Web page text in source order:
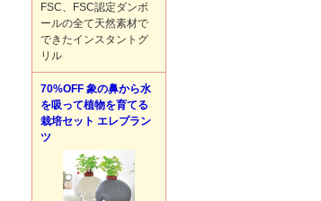
FSC、FSC認定ダンボ
ールの全て天然素材で
できたインスタントグ
リル
70%OFF 象の鼻から水
を吸って植物を育てる
栽培セット エレプラン
ツ